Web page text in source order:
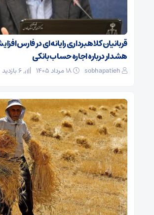
قربانیان کلاهبرداری رایانه‌ای در فارس
هشدار درباره اجاره حساب بانکی
sobhapatieh